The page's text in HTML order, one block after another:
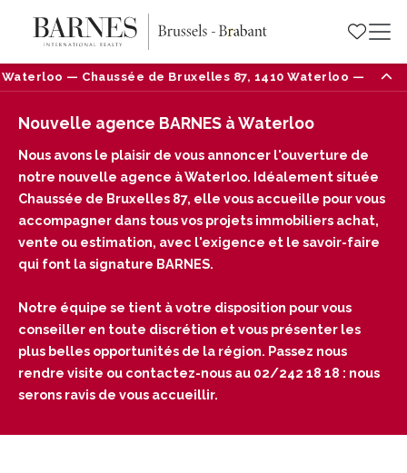
de Bruxelles 87, 1410 Waterloo — Tél : 02/242 18 18
Nouvelle agence BARNES à Waterloo
Nous avons le plaisir de vous annoncer l'ouverture de
notre nouvelle agence à Waterloo. Idéalement située
Chaussée de Bruxelles 87, elle vous accueille pour vous
accompagner dans tous vos projets immobiliers achat,
vente ou estimation, avec l'exigence et le savoir-faire
qui font la signature BARNES.
Notre équipe se tient à votre disposition pour vous
conseiller en toute discrétion et vous présenter les
plus belles opportunités de la région. Passez nous
rendre visite ou contactez-nous au 02/242 18 18 : nous
serons ravis de vous accueillir.